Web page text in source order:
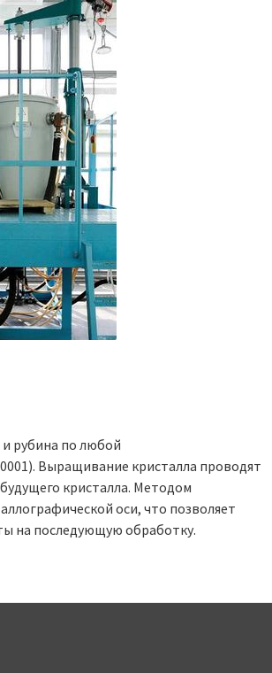
рубина по любой
Выращивание кристалла проводят
кристалла. Методом
оси, что позволяет
на последующую обработку.